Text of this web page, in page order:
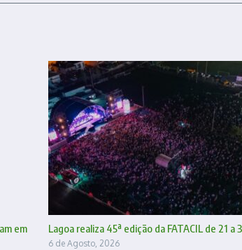
em
Lagoa realiza 45ª edição da FATACIL de 21
6 de Agosto, 2026